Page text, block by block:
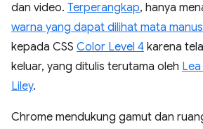
dan video. Terperangkap, hanya
warna yang dapat dilihat mata
kepada CSS Color Level 4 karena
keluar, yang ditulis terutama oleh
Liley.
Chrome mendukung gamut dan